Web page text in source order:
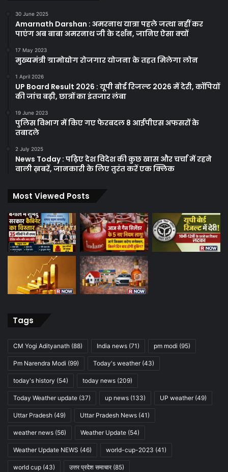
30 June 2025
Amarnath Darshan : अमरनाथ यात्रा पहले जत्था नहीं कर
पाएंग अब बाबा अमरनाथ जी के दर्शन, जानिए ऐसा क्यों
17 May 2023
मुख्यमंत्री ग्रामोद्योग रोजगार योजना के तहत मिलेगा लोन
1 April 2026
UP Board Result 2026 : यूपी बोर्ड रिजल्ट 2026 में देरी, कॉपियों
की जांच बढ़ी, छात्रों का इंतजार लंबा
19 June 2023
पुलिस विभाग में किए गए फेरबदल 8 आईपीएस अफसरों के
तबादले
2 July 2025
News Today : पढ़िए देश विदेश की कुछ खास और चर्चा में रहने
वाली ख़बरें, जानकारी के लिए तुरंत करें एक क्लिक
Most Viewed Posts
Tags
CM Yogi Adityanath (88) India news (71) pm modi (95)
Pm Narendra Modi (99) Today's weather(43)
today's history (54) today news (209)
Today Weather update (37) up news (133) UP weather(49)
Uttar Pradesh (49) Uttar Pradesh News (41)
weather news (56) Weather Update (54)
Weather Update NEWS (46) world-cup-2023 (41)
world cup (43) उत्तर प्रदेश समाचार(85)